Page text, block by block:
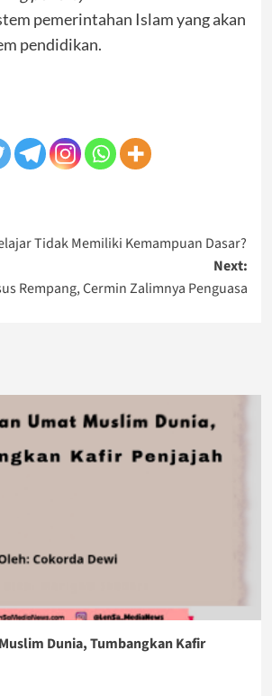
pemerintahan Islam yang akan
pendidikan.
Tidak Memiliki Kemampuan Dasar?
Next:
Rempang, Cermin Zalimnya Penguasa
Dunia, Tumbangkan Kafir